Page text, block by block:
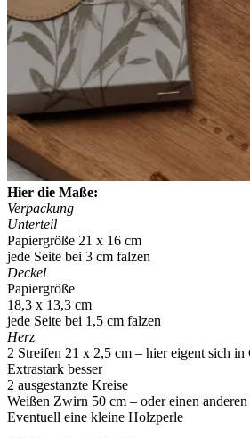
Hier die Maße:
Verpackung
Unterteil
Papiergröße 21 x 16 cm
jede Seite bei 3 cm falzen
Deckel
Papiergröße
18,3 x 13,3 cm
jede Seite bei 1,5 cm falzen
Herz
2 Streifen 21 x 2,5 cm – hier eigent sich
Extrastark besser
2 ausgestanzte Kreise
Weißen Zwirn 50 cm – oder einen anderen
Eventuell eine kleine Holzperle